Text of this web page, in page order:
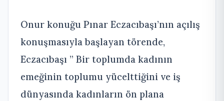
Onur konuğu Pınar Eczacıbaşı’nın açılış
konuşmasıyla başlayan törende,
Eczacıbaşı ” Bir toplumda kadının
emeğinin toplumu yücelttiğini ve iş
dünyasında kadınların ön plana